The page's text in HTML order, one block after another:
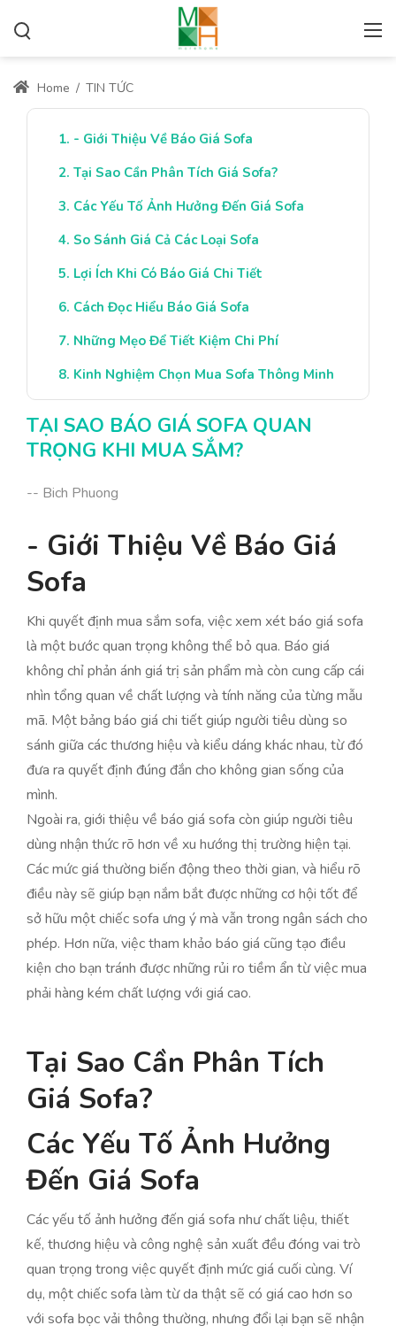
Home / TIN TỨC
- Giới Thiệu Về Báo Giá Sofa
Tại Sao Cần Phân Tích Giá Sofa?
Các Yếu Tố Ảnh Hưởng Đến Giá Sofa
So Sánh Giá Cả Các Loại Sofa
Lợi Ích Khi Có Báo Giá Chi Tiết
Cách Đọc Hiểu Báo Giá Sofa
Những Mẹo Để Tiết Kiệm Chi Phí
Kinh Nghiệm Chọn Mua Sofa Thông Minh
Kết Luận: Tầm Quan Trọng Của Báo Giá
TẠI SAO BÁO GIÁ SOFA QUAN
TRỌNG KHI MUA SẮM?
-- Bich Phuong
- Giới Thiệu Về Báo Giá
Sofa
Khi quyết định mua sắm sofa, việc xem xét báo giá sofa
là một bước quan trọng không thể bỏ qua. Báo giá
không chỉ phản ánh giá trị sản phẩm mà còn cung cấp cái
nhìn tổng quan về chất lượng và tính năng của từng mẫu
mã. Một bảng báo giá chi tiết giúp người tiêu dùng so
sánh giữa các thương hiệu và kiểu dáng khác nhau, từ đó
đưa ra quyết định đúng đắn cho không gian sống của
mình.
Ngoài ra, giới thiệu về báo giá sofa còn giúp người tiêu
dùng nhận thức rõ hơn về xu hướng thị trường hiện tại.
Các mức giá thường biến động theo thời gian, và hiểu rõ
điều này sẽ giúp bạn nắm bắt được những cơ hội tốt để
sở hữu một chiếc sofa ưng ý mà vẫn trong ngân sách cho
phép. Hơn nữa, việc tham khảo báo giá cũng tạo điều
kiện cho bạn tránh được những rủi ro tiềm ẩn từ việc mua
phải hàng kém chất lượng với giá cao.
Tại Sao Cần Phân Tích
Giá Sofa?
Các Yếu Tố Ảnh Hưởng
Đến Giá Sofa
Các yếu tố ảnh hưởng đến giá sofa như chất liệu, thiết
kế, thương hiệu và công nghệ sản xuất đều đóng vai trò
quan trọng trong việc quyết định mức giá cuối cùng. Ví
dụ, một chiếc sofa làm từ da thật sẽ có giá cao hơn so
với sofa bọc vải thông thường, nhưng đổi lại bạn sẽ nhận